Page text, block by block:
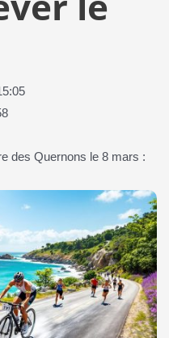
des Quernons le 8 mars :